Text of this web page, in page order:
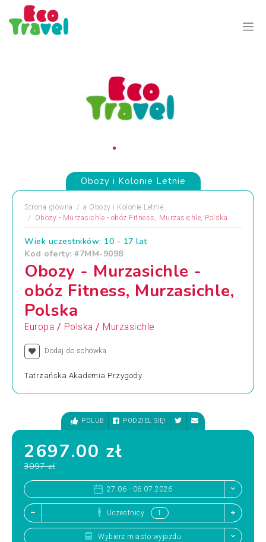
Obozy i Kolonie Letnie
Strona główna a Obozy i Kolonie Letnie
Obozy - Murzasichle - obóz Fitness, Murzasichle, Polska
Wiek uczestników: 10 - 17 lat
Kod oferty: #7MM-9098
Obozy - Murzasichle -
obóz Fitness, Murzasichle,
Polska
Europa / Polska / Murzasichle
Dodaj do schowka
Tatrzańska Akademia Przygody
POLUB PODZIEL SIĘ!
2697.00 zł
3097 zł
27.06 - 06.07.2026
Uczestnicy
Wybierz miasto wyjazdu